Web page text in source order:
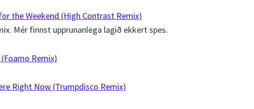
the Weekend (High Contrast Remix)
Mér finnst upprunanlega lagið ekkert spes.
Remix)
Right Now (Trumpdisco Remix)